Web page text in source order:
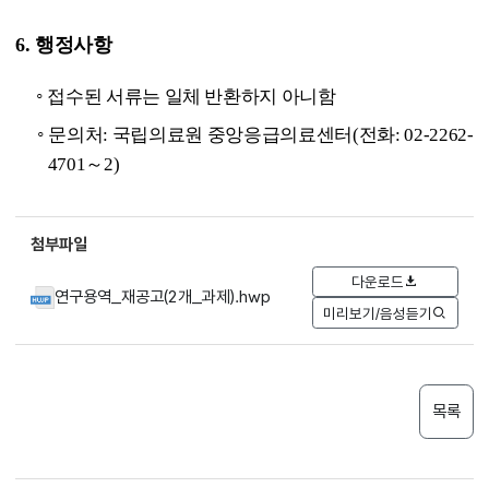
6. 행정사항
◦ 접수된 서류는 일체 반환하지 아니함
◦ 문의처: 국립의료원 중앙응급의료센터(전화: 02-2262-
4701～2)
첨부파일
연구용역_재공고(2개_과제).hwp
다운로드
미리보기/음성듣기
목록